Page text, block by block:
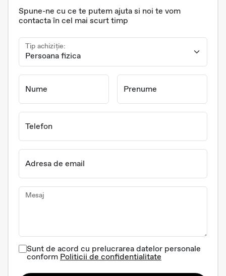
Spune-ne cu ce te putem ajuta si noi te vom
contacta în cel mai scurt timp
Tip achiziție:
Nume Prenume
Telefon
Adresa de email
Mesaj
Sunt de acord cu prelucrarea datelor personale
conform Politicii de confidentialitate